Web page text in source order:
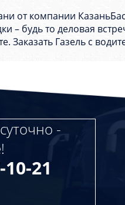
от компании
– будь то деловая
Заказать Газель с
-
21